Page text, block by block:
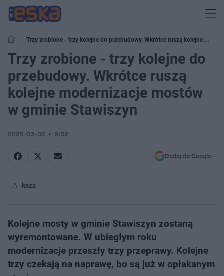
Trzy zrobione - trzy kolejne do przebudowy. Wkrótce ruszą kolejne
modernizacje mostów w gminie Stawiszyn
Trzy zrobione - trzy kolejne do
przebudowy. Wkrótce ruszą
kolejne modernizacje mostów
w gminie Stawiszyn
2025-03-05 9:52
Dodaj do Google
kszz
Kolejne mosty w gminie Stawiszyn zostaną
wyremontowane. W ubiegłym roku
modernizacje przeszły trzy przeprawy. Kolejne
trzy czekają na naprawę, bo są już w opłakanym